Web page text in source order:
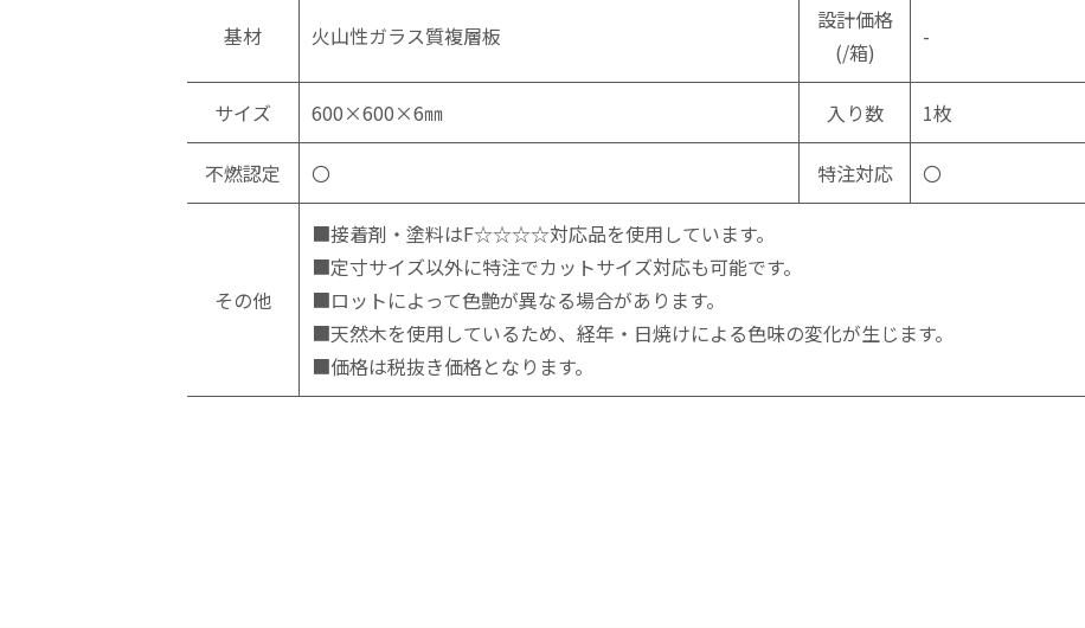
基材 火山性ガラス質複層板
設計価格
(/箱)
-
サイズ 600×600×6㎜ 入り数 1枚
不燃認定 〇 特注対応 〇
その他
■接着剤・塗料はF☆☆☆☆対応品を使用しています。
■定寸サイズ以外に特注でカットサイズ対応も可能です。
■ロットによって色艶が異なる場合があります。
■天然木を使用しているため、経年・日焼けによる色味の変化が生じます。
■価格は税抜き価格となります。